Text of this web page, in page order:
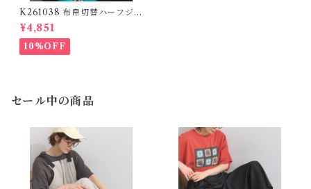
K261038 布帛切替ハーフジッ
プ ロゴプリントプルオーバー
/ Woven-Panel Half-Zip Lo
go Pullover (残りわずか)
¥4,851
10%OFF
セール中の商品